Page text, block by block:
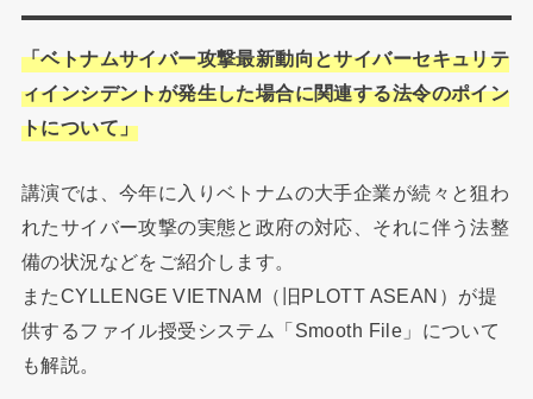
「ベトナムサイバー攻撃最新動向とサイバーセキュリテ
ィインシデントが発生した場合に関連する法令のポイン
トについて」
講演では、今年に入りベトナムの大手企業が続々と狙わ
れたサイバー攻撃の実態と政府の対応、それに伴う法整
備の状況などをご紹介します。
またCYLLENGE VIETNAM（旧PLOTT ASEAN）が提
供するファイル授受システム「Smooth File」について
も解説。